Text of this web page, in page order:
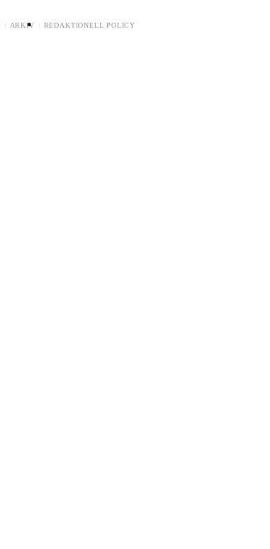
ARKIV REDAKTIONELL POLICY